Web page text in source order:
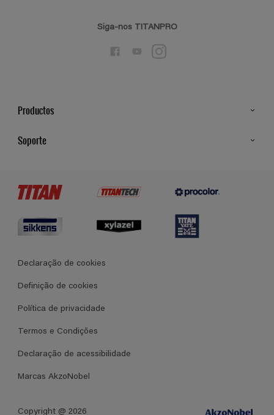
Siga-nos TITANPRO
Productos
Soporte
Termos e Condições Gerais de Venda
Declaração de cookies
Definição de cookies
Política de privacidade
Termos e Condições
Declaração de acessibilidade
Marcas AkzoNobel
Copyright @ 2026